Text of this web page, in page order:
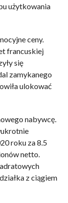
użytkowania
ceny.
francuskiej
się
zamykanego
ulokować
nabywcę.
roku za 8.5
netto.
z ciągiem